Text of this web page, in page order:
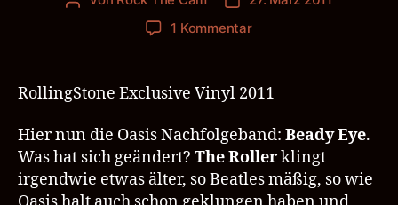
1 Kommentarzu
–
Roller
–
Beady
Eye
RollingStone Exclusive Vinyl 2011
Hier nun die Oasis Nachfolgeband: Beady Eye.
Was hat sich geändert? The Rollerklingt
irgendwie etwas älter, so Beatles mäßig, so wie